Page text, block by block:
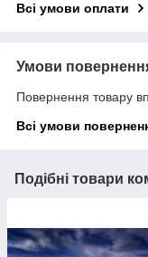
Всі умови оплати
Умови
Повернення товару
Всі умови
Подібні товари